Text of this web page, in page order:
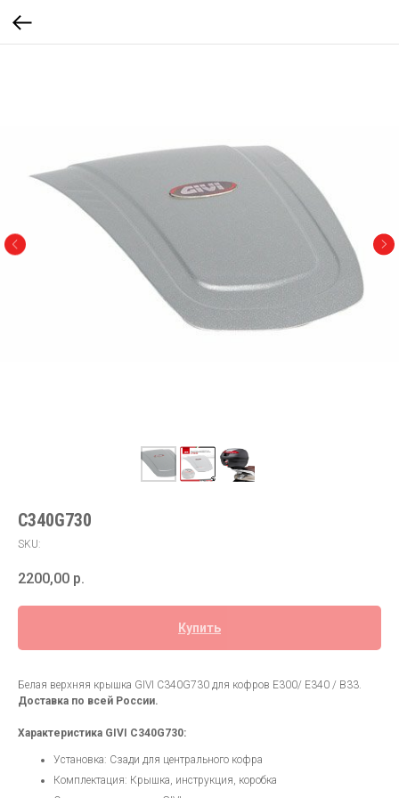
C340G730
SKU:
2200,00 р.
Купить
Белая верхняя крышка GIVI C340G730 для кофров E300/ E340 / B33.
Доставка по всей России.
Характеристика GIVI C340G730:
Установка: Сзади для центрального кофра
Комплектация: Крышка, инструкция, коробка